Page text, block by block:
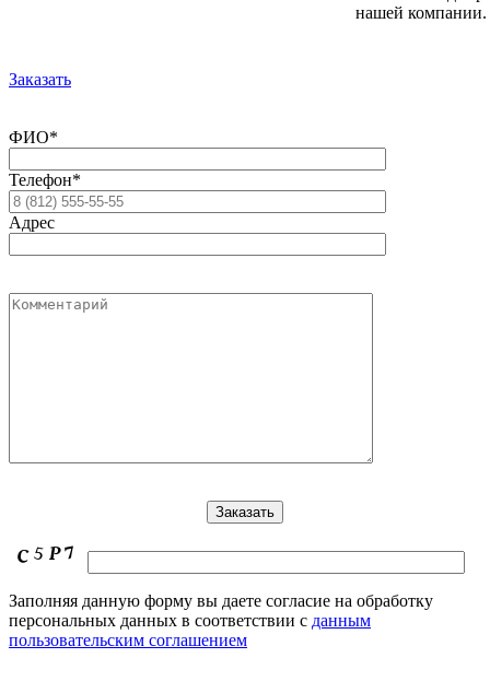
нашей компании.
Заказать
ФИО*
Телефон*
Адрес
Заполняя данную форму вы даете согласие на обработку
персональных данных в соответствии с данным
пользовательским соглашением